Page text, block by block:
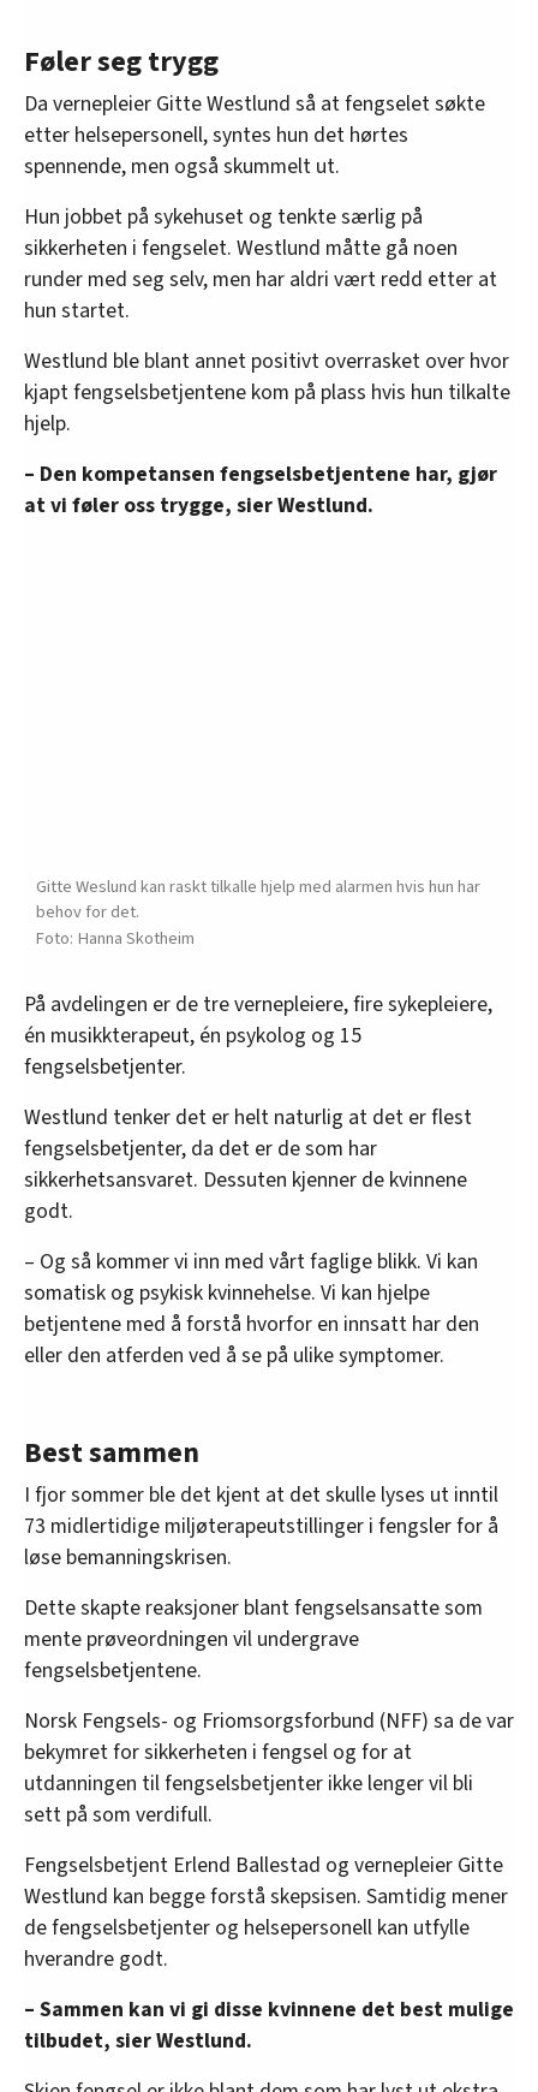
bedre helsehjelp.
Hensikten er å redusere isolasjon blant
innsatte med psykiske lidelser og
atferdsutfordringer.
samarbeid mellom kriminalomsorgen og
helsevesenet.
NFFA er en del av at regjeringen vil styrke
oppfølgingen av innsatte med alvorlige
psykiske lidelser og sammensatte behov.
Føler seg trygg
Da vernepleier Gitte Westlund så at fengselet søkte
etter helsepersonell, syntes hun det hørtes
spennende, men også skummelt ut.
Hun jobbet på sykehuset og tenkte særlig på
sikkerheten i fengselet. Westlund måtte gå noen
runder med seg selv, men har aldri vært redd etter at
hun startet.
Westlund ble blant annet positivt overrasket over hvor
kjapt fengselsbetjentene kom på plass hvis hun tilkalte
hjelp.
– Den kompetansen fengselsbetjentene har, gjør
at vi føler oss trygge, sier Westlund.
Gitte Weslund kan raskt tilkalle hjelp med alarmen hvis hun har
behov for det.
Hanna Skotheim
På avdelingen er de tre vernepleiere, fire sykepleiere,
én musikkterapeut, én psykolog og 15
fengselsbetjenter.
Westlund tenker det er helt naturlig at det er flest
fengselsbetjenter, da det er de som har
sikkerhetsansvaret. Dessuten kjenner de kvinnene
godt.
– Og så kommer vi inn med vårt faglige blikk. Vi kan
somatisk og psykisk kvinnehelse. Vi kan hjelpe
betjentene med å forstå hvorfor en innsatt har den
eller den atferden ved å se på ulike symptomer.
Best sammen
I fjor sommer ble det kjent at det skulle lyses ut inntil
73 midlertidige miljøterapeutstillinger i fengsler for å
løse bemanningskrisen.
Dette skapte reaksjoner blant fengselsansatte som
mente prøveordningen vil undergrave
fengselsbetjentene.
Norsk Fengsels- og Friomsorgsforbund (NFF) sa de var
bekymret for sikkerheten i fengsel og for at
utdanningen til fengselsbetjenter ikke lenger vil bli
sett på som verdifull.
Fengselsbetjent Erlend Ballestad og vernepleier Gitte
Westlund kan begge forstå skepsisen. Samtidig mener
de fengselsbetjenter og helsepersonell kan utfylle
hverandre godt.
– Sammen kan vi gi disse kvinnene det best mulige
tilbudet, sier Westlund.